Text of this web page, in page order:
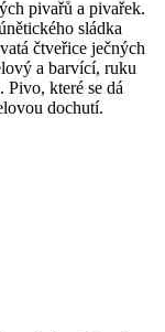
pivařů a pivařek.
sládka
čtveřice ječných
a barvící, ruku
Pivo, které se dá
dochutí.